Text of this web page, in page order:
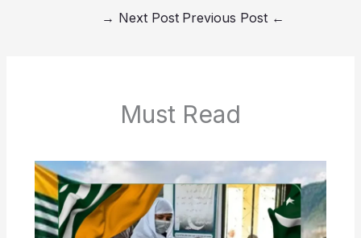
←
Next Post
→
Must Read